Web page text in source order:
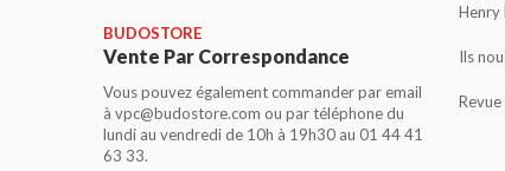
BUDOSTORE
Vente Par Correspondance
Vous pouvez également commander par email
à vpc@budostore.com ou par téléphone du
lundi au vendredi de 10h à 19h30 au 01 44 41
63 33.
Henry
Ils